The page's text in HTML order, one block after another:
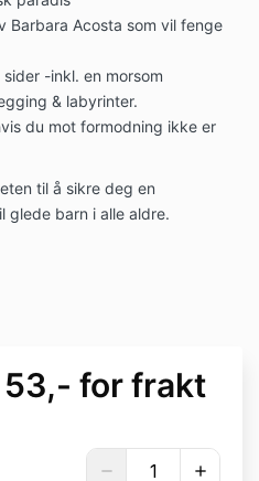
Barbara Acosta som vil fenge
-inkl. en morsom
& labyrinter.
du mot formodning ikke er
til å sikre deg en
glede barn i alle aldre.
53,- for frakt